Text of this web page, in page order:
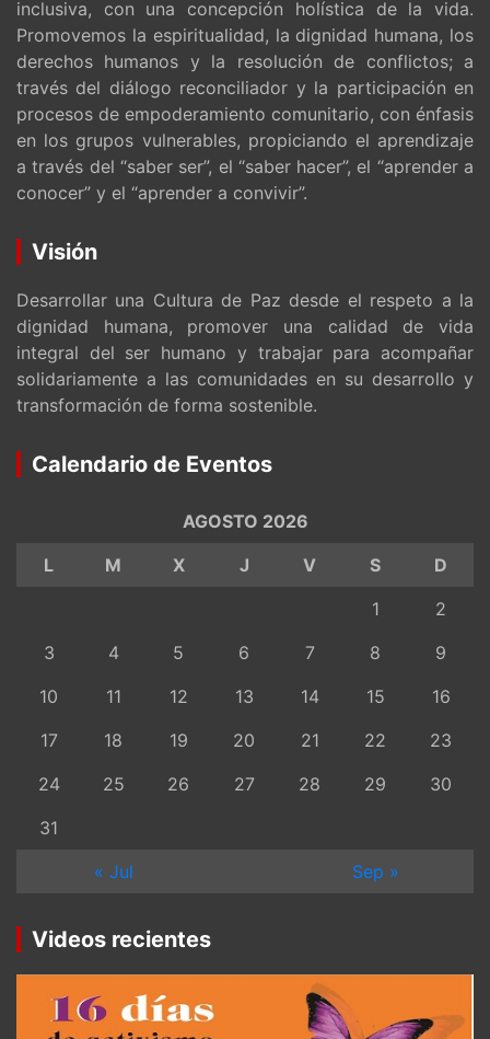
inclusiva, con una concepción holística de la vida.
Promovemos la espiritualidad, la dignidad humana, los
derechos humanos y la resolución de conflictos; a
través del diálogo reconciliador y la participación en
procesos de empoderamiento comunitario, con énfasis
en los grupos vulnerables, propiciando el aprendizaje
a través del “saber ser”, el “saber hacer”, el “aprender a
conocer” y el “aprender a convivir”.
Visión
Desarrollar una Cultura de Paz desde el respeto a la
dignidad humana, promover una calidad de vida
integral del ser humano y trabajar para acompañar
solidariamente a las comunidades en su desarrollo y
transformación de forma sostenible.
Calendario de Eventos
AGOSTO 2026
L
M X J V S
D
1
2
3
4 5 6 7 8
9
10
11 12 13 14 15
16
17
18 19 20 21 22
23
24
25 26 27 28 29
30
31
« Jul
Sep »
Videos recientes